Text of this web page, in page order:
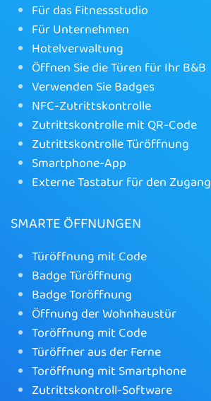
Für das Fitnessstudio
Für Unternehmen
Hotelverwaltung
Öffnen Sie die Türen für Ihr B&B
Verwenden Sie Badges
NFC-Zutrittskontrolle
Zutrittskontrolle mit QR-Code
Zutrittskontrolle Türöffnung
Smartphone-App
Externe Tastatur für den Zugang
SMARTE ÖFFNUNGEN
Türöffnung mit Code
Badge Türöffnung
Badge Toröffnung
Öffnung der Wohnhaustür
Toröffnung mit Code
Türöffner aus der Ferne
Toröffnung mit Smartphone
Zutrittskontroll-Software